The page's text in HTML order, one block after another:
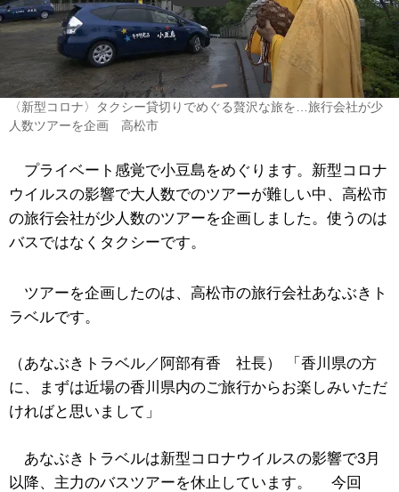
〈新型コロナ〉タクシー貸切りでめぐる贅沢な旅を…旅行会社が少
人数ツアーを企画 高松市
プライベート感覚で小豆島をめぐります。新型コロナ
ウイルスの影響で大人数でのツアーが難しい中、高松市
の旅行会社が少人数のツアーを企画しました。使うのは
バスではなくタクシーです。
ツアーを企画したのは、高松市の旅行会社あなぶきト
ラベルです。
（あなぶきトラベル／阿部有香 社長） 「香川県の方
に、まずは近場の香川県内のご旅行からお楽しみいただ
ければと思いまして」
あなぶきトラベルは新型コロナウイルスの影響で3月
以降、主力のバスツアーを休止しています。 今回